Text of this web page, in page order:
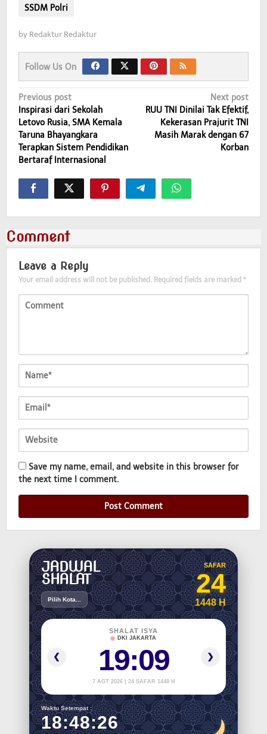
SSDM Polri
by Redaktur Redaktur
Follow Us On
Post
navigation
Previous post
Inspirasi dari Sekolah
Letovo Rusia, SMA Kemala
Taruna Bhayangkara
Terapkan Sistem Pendidikan
Bertaraf Internasional
Next post
RUU TNI Dinilai Tak Efektif,
Kekerasan Prajurit TNI
Masih Marak dengan 67
Korban
Comment
Leave a Reply
Your email address will not be published. Required fields are marked *
Save my name, email, and website in this browser for
the next time I comment.
JADWAL
SHALAT
Pilih Kota...
SAFAR
24
1448 H
❮
SHALAT ISYA
DKI JAKARTA
19:09
7 AGT 2026 | 24 SAFAR 1448 H
❯
Waktu Setempat :
18:48:26